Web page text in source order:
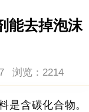
能去掉泡沫
浏览： 2214
是含碳化合物。